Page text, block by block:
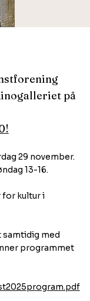
på
29 november.
13-16.
for kultur i
samtidig med
programmet